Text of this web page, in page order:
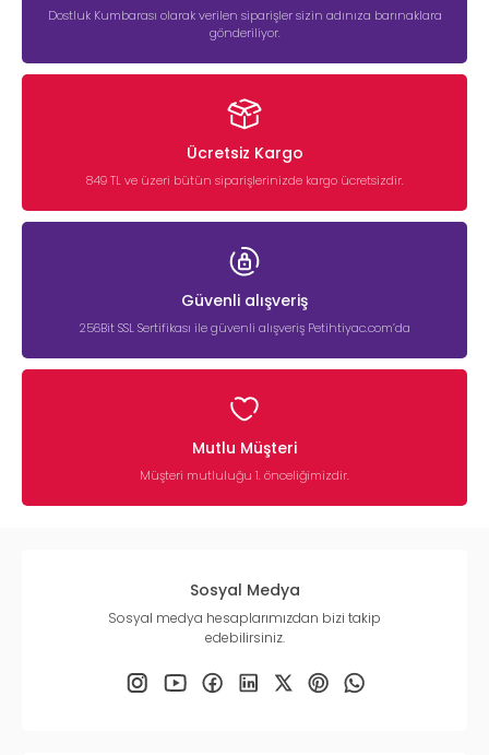
Dostluk Kumbarası olarak verilen siparişler sizin adınıza barınaklara
gönderiliyor.
Ücretsiz Kargo
849 TL ve üzeri bütün siparişlerinizde kargo ücretsizdir.
Güvenli alışveriş
256Bit SSL Sertifikası ile güvenli alışveriş Petihtiyac.com’da
Mutlu Müşteri
Müşteri mutluluğu 1. önceliğimizdir.
Sosyal Medya
Sosyal medya hesaplarımızdan bizi takip
edebilirsiniz.